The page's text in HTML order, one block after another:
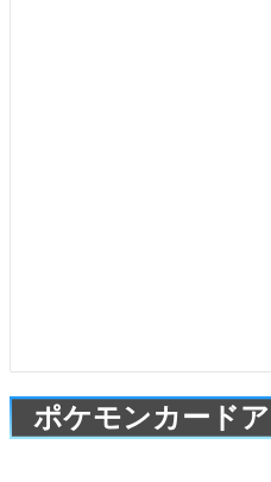
ポケモンカード